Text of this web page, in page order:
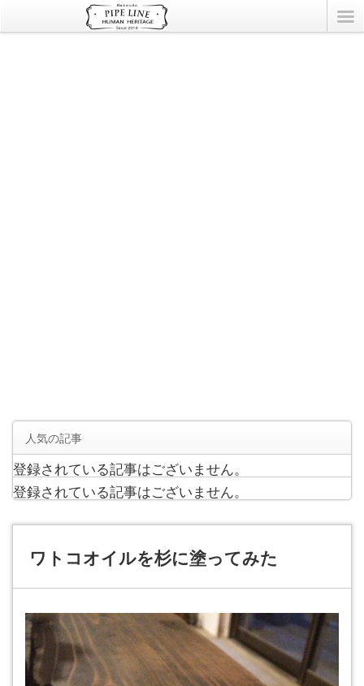
人気の記事
登録されている記事はございません。
登録されている記事はございません。
ワトコオイルを杉に塗ってみた